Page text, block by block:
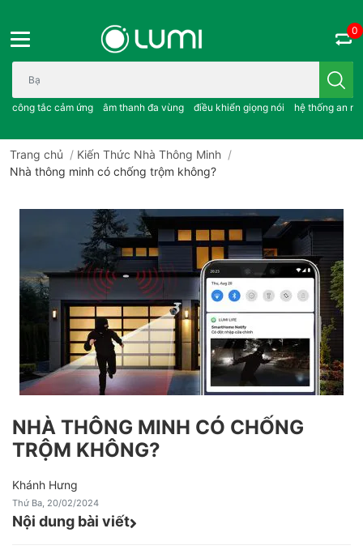
Bạn cần tìm gì..; công tắc cảm ứng..; âm thanh đa vùng ; điều
công tắc cảm ứng âm thanh đa vùng điều khiển giọng nói hệ thống an
0
Trang chủ / Kiến Thức Nhà Thông Minh /
Nhà thông minh có chống trộm không?
NHÀ THÔNG MINH CÓ CHỐNG
TRỘM KHÔNG?
Khánh Hưng
Thứ Ba, 20/02/2024
Nội dung bài viết